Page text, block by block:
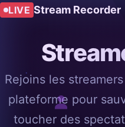
LIVE Stream Recorder
Rejoins les
plateforme pour
toucher des